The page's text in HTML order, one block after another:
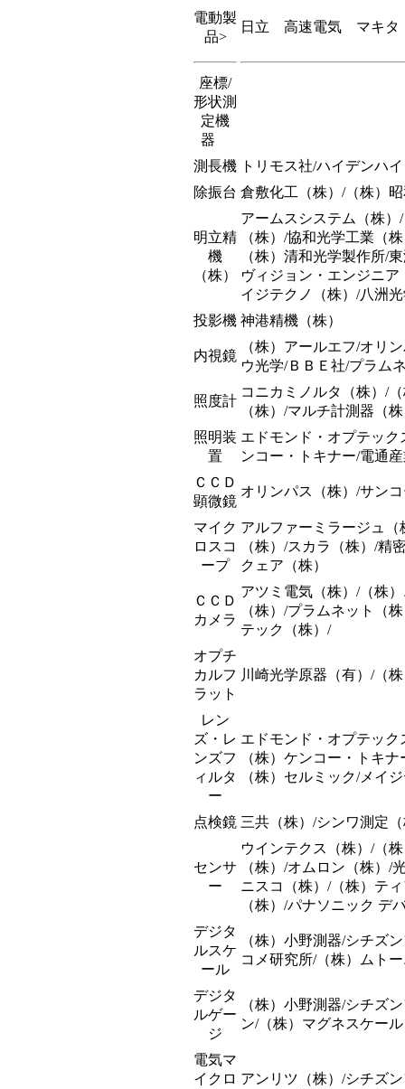
電動製
品>
日立 高速電気 マキタ
座標/
形状測
定機
器
測長機 トリモス社/ハイデンハ
除振台 倉敷化工（株）/（株）
明立精
機
（株）
アームスシステム（株
（株）/協和光学工業（
（株）清和光学製作所/
ヴィジョン・エンジニ
イジテクノ（株）/八洲
投影機 神港精機（株）
内視鏡
（株）アールエフ/オリ
ウ光学/ＢＢＥ社/プラム
照度計
コニカミノルタ（株）/
（株）/マルチ計測器（
照明装
置
エドモンド・オプテッ
ンコー・トキナー/電通
ＣＣＤ
顕微鏡
オリンパス（株）/サン
マイク
ロスコ
ープ
アルファーミラージュ
（株）/スカラ（株）/精
クェア（株）
ＣＣＤ
カメラ
アツミ電気（株）/（株
（株）/プラムネット（
テック（株）/
オプチ
カルフ
ラット
川崎光学原器（有）/（
レン
ズ・レ
ンズフ
ィルタ
ー
エドモンド・オプテッ
（株）ケンコー・トキ
（株）セルミック/メイ
点検鏡 三共（株）/シンワ測定
センサ
ー
ウインテクス（株）/（
（株）/オムロン（株）/
ニスコ（株）/（株）テ
（株）/パナソニック デ
デジタ
ルスケ
ール
（株）小野測器/シチズ
コメ研究所/（株）ムト
デジタ
ルゲー
ジ
（株）小野測器/シチズ
ン/（株）マグネスケール
電気マ
イクロ アンリツ（株）/シチズ